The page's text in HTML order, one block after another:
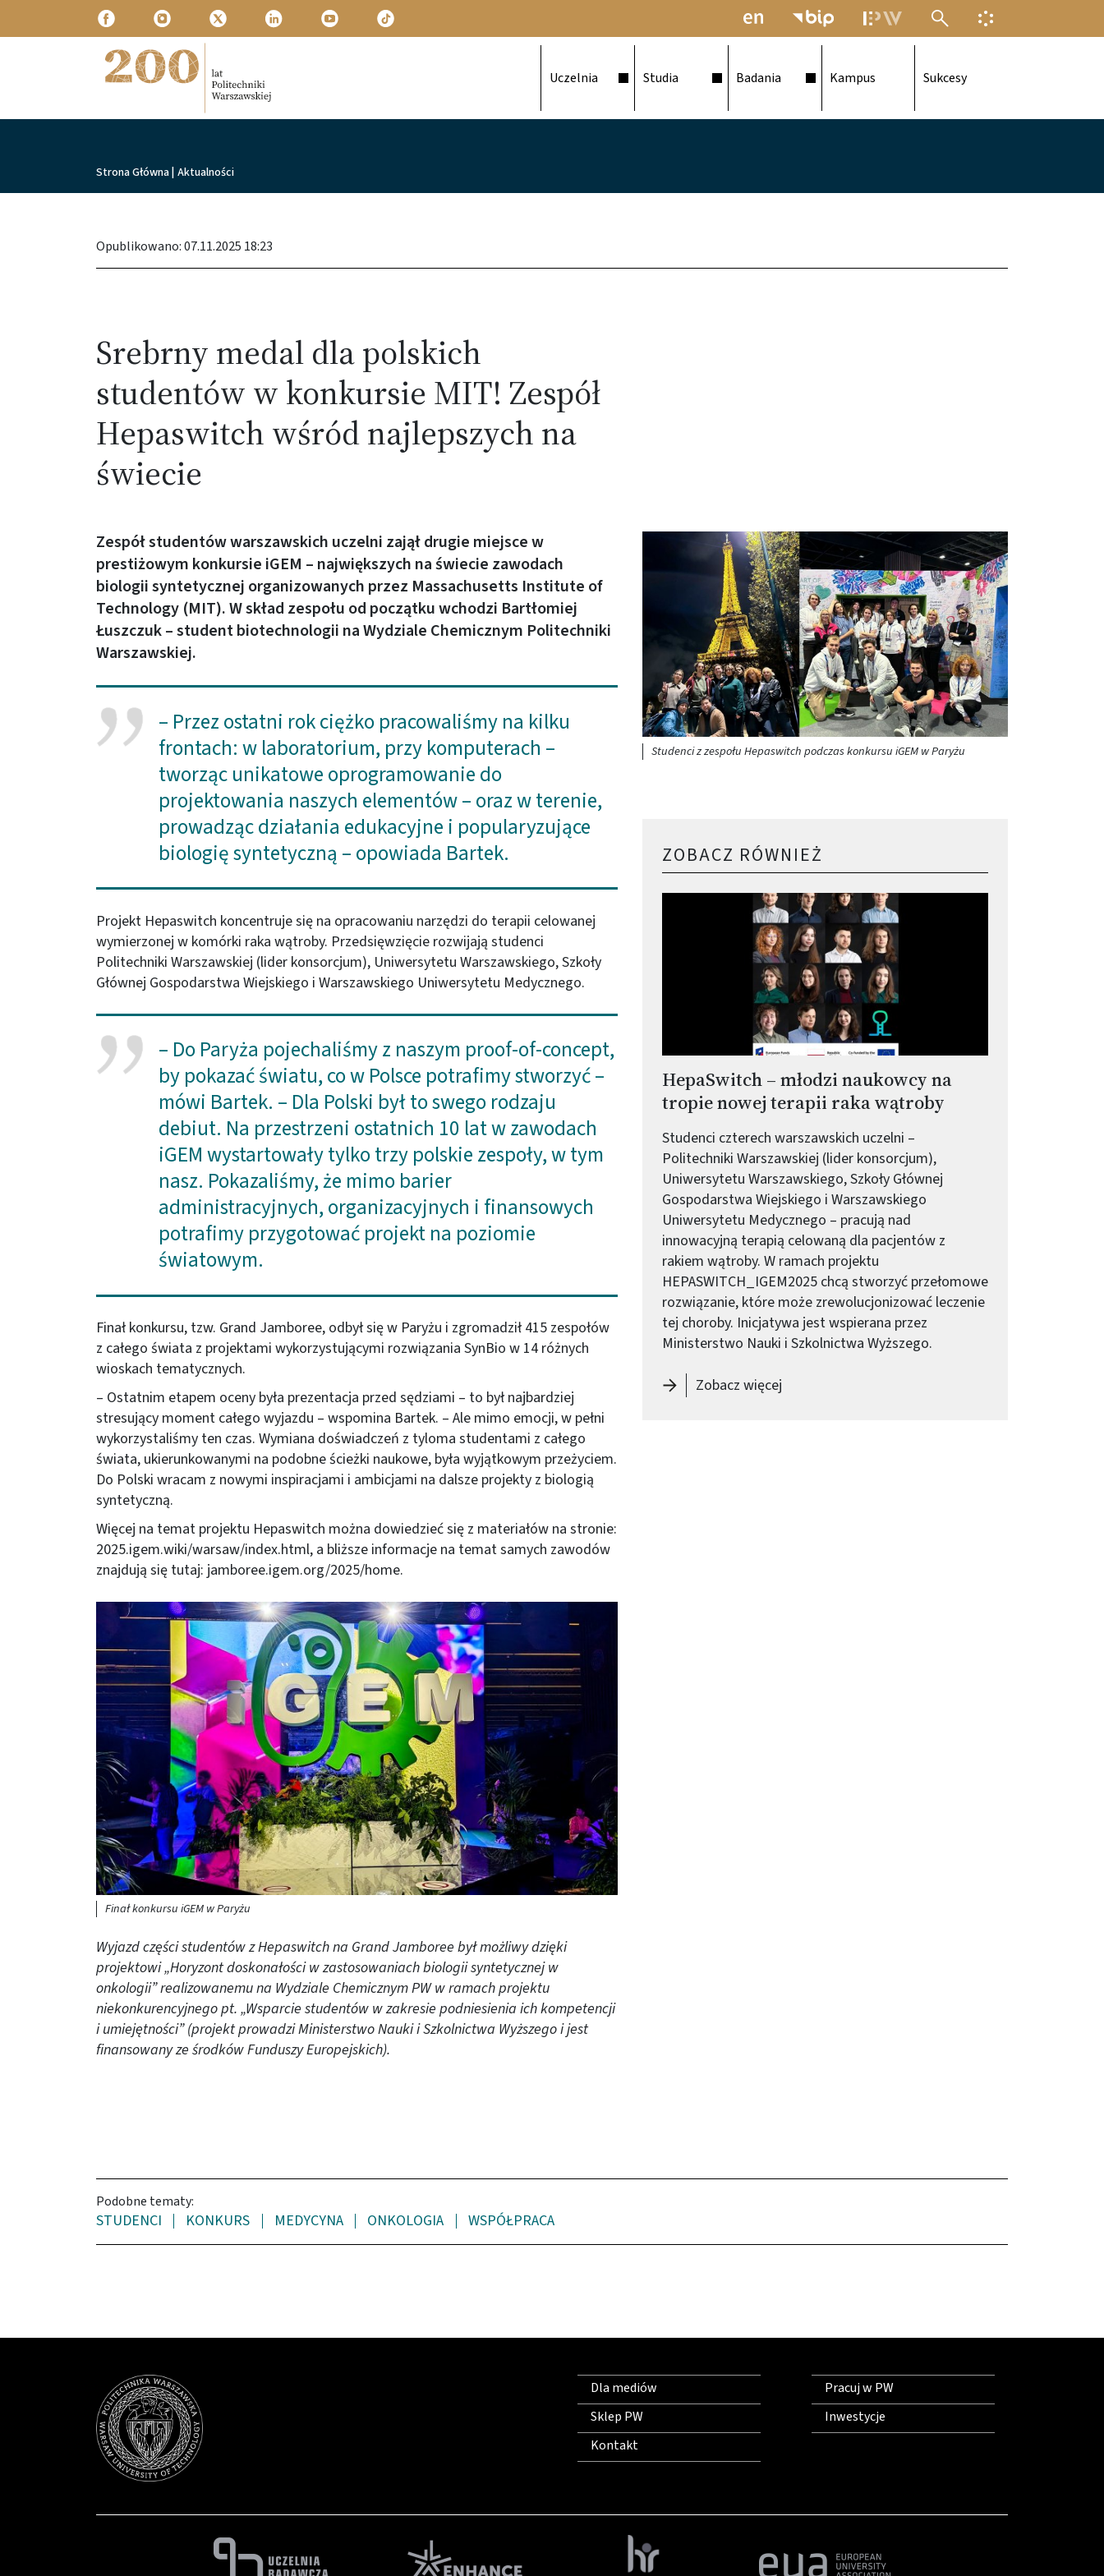
Przejdź do treści
MENU ELEKTRONICZNEJINFORMACJA O
Uczelnia Studia Badania Kampus Sukcesy
Ścieżka nawigacyjna
Strona Główna Aktualności
Opublikowano: 07.11.2025 18:23
Srebrny medal dla polskich
studentów w konkursie MIT! Zespół
Hepaswitch wśród najlepszych na
świecie
Studenci z zespołu Hepaswitch podczas konkursu iGEM w Paryżu
ZOBACZ RÓWNIEŻ
HepaSwitch – młodzi naukowcy na
tropie nowej terapii raka wątroby
Studenci czterech warszawskich uczelni –
Politechniki Warszawskiej (lider konsorcjum),
Uniwersytetu Warszawskiego, Szkoły Głównej
Gospodarstwa Wiejskiego i Warszawskiego
Uniwersytetu Medycznego – pracują nad
innowacyjną terapią celowaną dla pacjentów z
rakiem wątroby. W ramach projektu
HEPASWITCH_IGEM2025 chcą stworzyć przełomowe
rozwiązanie, które może zrewolucjonizować leczenie
tej choroby. Inicjatywa jest wspierana przez
Ministerstwo Nauki i Szkolnictwa Wyższego.
Zobacz więcej-
Zespół studentów warszawskich uczelni zajął drugie miejsce w
prestiżowym konkursie iGEM – największych na świecie zawodach
biologii syntetycznej organizowanych przez Massachusetts Institute of
Technology (MIT). W skład zespołu od początku wchodzi Bartłomiej
Łuszczuk – student biotechnologii na Wydziale Chemicznym Politechniki
Warszawskiej.
– Przez ostatni rok ciężko pracowaliśmy na kilku
frontach: w laboratorium, przy komputerach –
tworząc unikatowe oprogramowanie do
projektowania naszych elementów – oraz w terenie,
prowadząc działania edukacyjne i popularyzujące
biologię syntetyczną – opowiada Bartek.
Projekt Hepaswitch koncentruje się na opracowaniu narzędzi do terapii celowanej
wymierzonej w komórki raka wątroby. Przedsięwzięcie rozwijają studenci
Politechniki Warszawskiej (lider konsorcjum), Uniwersytetu Warszawskiego, Szkoły
Głównej Gospodarstwa Wiejskiego i Warszawskiego Uniwersytetu Medycznego.
– Do Paryża pojechaliśmy z naszym proof-of-concept,
by pokazać światu, co w Polsce potrafimy stworzyć –
mówi Bartek. – Dla Polski był to swego rodzaju
debiut. Na przestrzeni ostatnich 10 lat w zawodach
iGEM wystartowały tylko trzy polskie zespoły, w tym
nasz. Pokazaliśmy, że mimo barier
administracyjnych, organizacyjnych i finansowych
potrafimy przygotować projekt na poziomie
światowym.
Finał konkursu, tzw. Grand Jamboree, odbył się w Paryżu i zgromadził 415 zespołów
z całego świata z projektami wykorzystującymi rozwiązania SynBio w 14 różnych
wioskach tematycznych.
– Ostatnim etapem oceny była prezentacja przed sędziami – to był najbardziej
stresujący moment całego wyjazdu – wspomina Bartek. – Ale mimo emocji, w pełni
wykorzystaliśmy ten czas. Wymiana doświadczeń z tyloma studentami z całego
świata, ukierunkowanymi na podobne ścieżki naukowe, była wyjątkowym przeżyciem.
Do Polski wracam z nowymi inspiracjami i ambicjami na dalsze projekty z biologią
syntetyczną.
Więcej na temat projektu Hepaswitch można dowiedzieć się z materiałów na stronie:
2025.igem.wiki/warsaw/index.html, a bliższe informacje na temat samych zawodów
znajdują się tutaj: jamboree.igem.org/2025/home.
Obraz (old)
Finał konkursu iGEM w Paryżu
Wyjazd części studentów z Hepaswitch na Grand Jamboree był możliwy dzięki
projektowi „Horyzont doskonałości w zastosowaniach biologii syntetycznej w
onkologii” realizowanemu na Wydziale Chemicznym PW w ramach projektu
niekonkurencyjnego pt. „Wsparcie studentów w zakresie podniesienia ich kompetencji
i umiejętności” (projekt prowadzi Ministerstwo Nauki i Szkolnictwa Wyższego i jest
finansowany ze środków Funduszy Europejskich).
Podobne tematy:
STUDENCI KONKURS MEDYCYNA ONKOLOGIA WSPÓŁPRACA
Dla mediów
Sklep PW
Kontakt
Pracuj w PW
Inwestycje